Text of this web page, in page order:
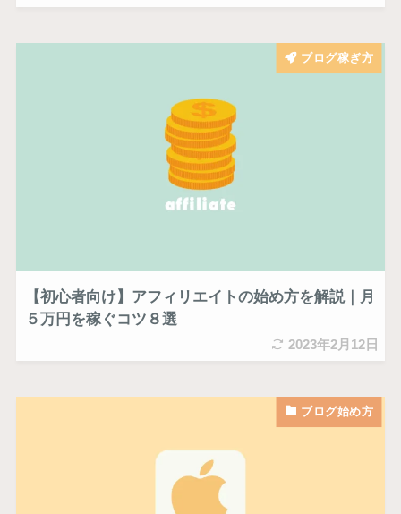
ブログ稼ぎ方
【初心者向け】アフィリエイトの始め方を解説｜月
５万円を稼ぐコツ８選
2023年2月12日
ブログ始め方